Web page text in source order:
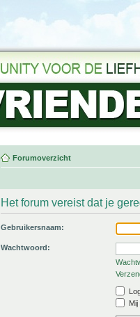
Forumoverzicht
Het forum vereist dat je
Gebruikersnaam:
Wachtwoord: